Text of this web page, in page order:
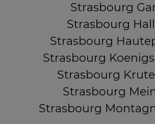
Strasbourg
Strasbourg
Strasbourg
Strasbourg
Strasbourg
Strasbourg
Strasbourg